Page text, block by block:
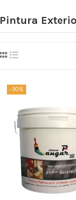
Pintura
-30%